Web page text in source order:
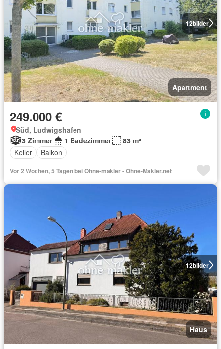
12bilder
Apartment
249.000 €
Süd, Ludwigshafen
3 Zimmer
1 Badezimmer
83 m²
Keller
Balkon
Vor 2 Wochen, 5 Tagen bei Ohne-makler - Ohne-Makler.net
12bilder
Haus